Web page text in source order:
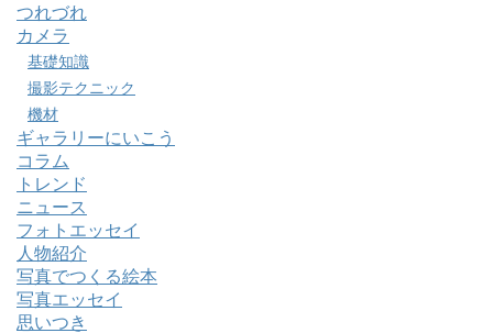
つれづれ
カメラ
基礎知識
撮影テクニック
機材
ギャラリーにいこう
コラム
トレンド
ニュース
フォトエッセイ
人物紹介
写真でつくる絵本
写真エッセイ
思いつき